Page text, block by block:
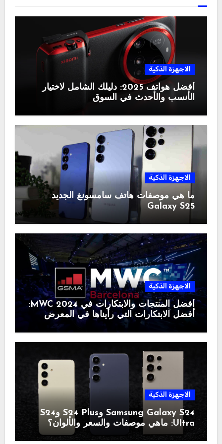
الاجهزة الذكية
أفضل هواتف 2025: دليلك الشامل لاختيار
الأنسب والأحدث في السوق
الاجهزة الذكية
ما هي موصفات هاتف سامسونغ الجديد
Galaxy S25
الاجهزة الذكية
أفضل المنتجات والابتكارات في MWC 2024:
أفضل الابتكارات التي رأيناها في المعرض
الاجهزة الذكية
Samsung Galaxy S24 وS24 Plus وS24
Ultra: ماهي موصفات والسعر والألوان؟